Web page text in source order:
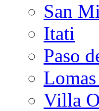
San
Itati
Paso
Villa